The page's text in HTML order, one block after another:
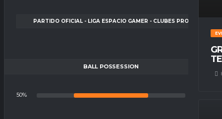
PARTIDO OFICIAL - LIGA ESPACIO GAMER - CLUBES PRO
BALL POSSESSION
50%